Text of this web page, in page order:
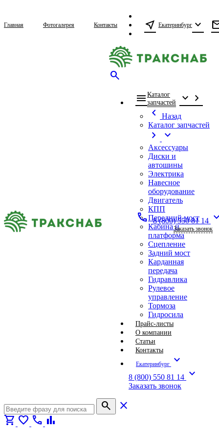
Главная Фотогалерея Контакты near_me Екатеринбург expand_more
search
menu Каталог
запчастей
expand_more chevron_right
chevron_left
Назад
Каталог запчастей
chevron_right expand_more
Аксессуары
Диски и
автошины
Электрика
Навесное
оборудование
Двигатель
КПП
Передний мост
Кабина и
платформа
Сцепление
Задний мост
Карданная
передача
Гидравлика
Рулевое
управление
Тормоза
Гидросила
Прайс-листы
О компании
Статьи
Контакты
Екатеринбург expand_more
8 (800) 550 81 14 expand_more
Заказать звонок
call 8 (800) 550 81 14
Заказать звонок
search
close
shopping_cart favorite call bar_chart